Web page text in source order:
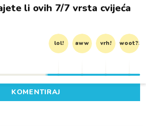
li ovih 7/7 vrsta cvijeća
lol! aww vrh! woot?!
KOMENTIRAJ